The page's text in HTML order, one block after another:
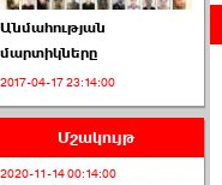
ՍԴ-ն հուլիսի 1-ին
կհեռանա ›››
2026-07-01 00:08:00
Անմահության
մարտիկները
2017-04-17 23:14:00
Մշակույթ
2020-11-14 00:14:00